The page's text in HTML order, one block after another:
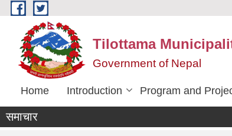
Skip to main content
Tilottama
Government of Nepal
Home Introduction Program and
समाचार